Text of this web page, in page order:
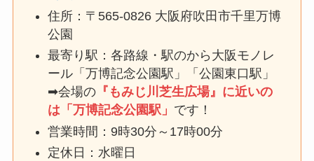
住所：〒565-0826 大阪府吹田市千里万博
公園
最寄り駅：各路線・駅のから大阪モノレ
ール「万博記念公園駅」「公園東口駅」
➡会場の 『もみじ川芝生広場』に近いの
は「万博記念公園駅」 です！
営業時間：9時30分～17時00分
定休日：水曜日